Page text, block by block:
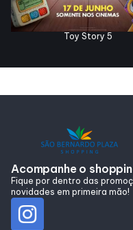
Toy Story 5
Acompanhe o
Fique por dentro das
novidades em primeira mão!